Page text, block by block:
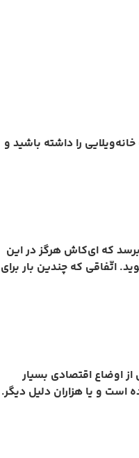
را داشته باشید و
که ای‌کاش هرگز در این
اتّفاقی که چندین بار برای
اوضاع اقتصادی بسیار
است و یا هزاران دلیل دیگر.